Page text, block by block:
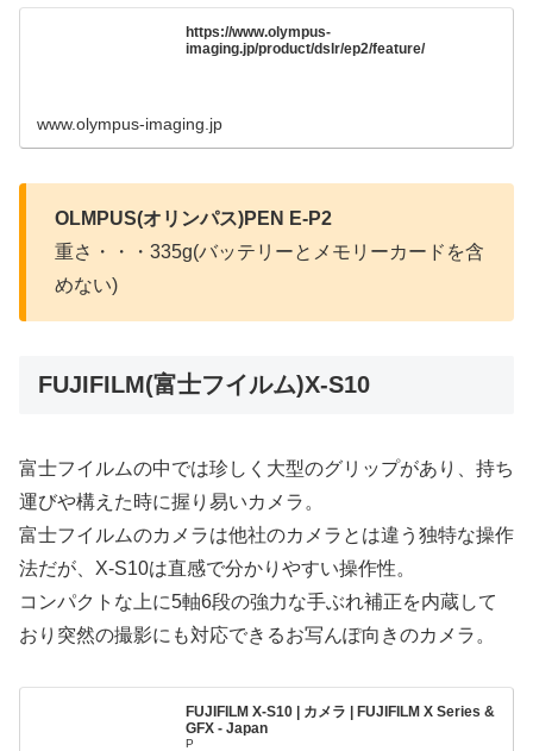
https://www.olympus-
imaging.jp/product/dslr/ep2/feature/
www.olympus-imaging.jp
OLMPUS(オリンパス)PEN E-P2
重さ・・・335g(バッテリーとメモリーカードを含
めない)
FUJIFILM(富士フイルム)X-S10
富士フイルムの中では珍しく大型のグリップがあり、持ち
運びや構えた時に握り易いカメラ。
富士フイルムのカメラは他社のカメラとは違う独特な操作
法だが、X-S10は直感で分かりやすい操作性。
コンパクトな上に5軸6段の強力な手ぶれ補正を内蔵して
おり突然の撮影にも対応できるお写んぽ向きのカメラ。
FUJIFILM X-S10 | カメラ | FUJIFILM X Series &
GFX - Japan
P